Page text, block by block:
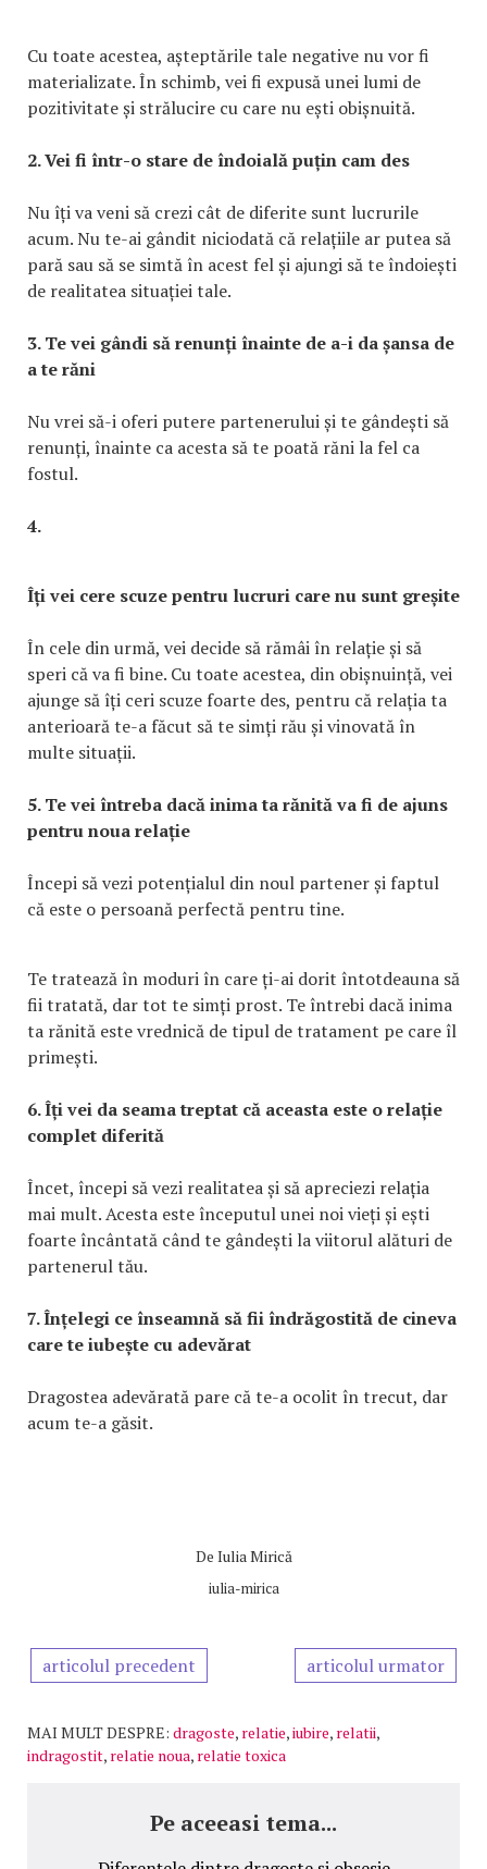
Cu toate acestea, așteptările tale negative nu vor fi
materializate. În schimb, vei fi expusă unei lumi de
pozitivitate și strălucire cu care nu ești obișnuită.
2. Vei fi într-o stare de îndoială puțin cam des
Nu îți va veni să crezi cât de diferite sunt lucrurile
acum. Nu te-ai gândit niciodată că relațiile ar putea să
pară sau să se simtă în acest fel și ajungi să te îndoiești
de realitatea situației tale.
3. Te vei gândi să renunți înainte de a-i da șansa de
a te răni
Nu vrei să-i oferi putere partenerului și te gândești să
renunți, înainte ca acesta să te poată răni la fel ca
fostul.
4.
Îți vei cere scuze pentru lucruri care nu sunt greșite
În cele din urmă, vei decide să rămâi în relație și să
speri că va fi bine. Cu toate acestea, din obișnuință, vei
ajunge să îți ceri scuze foarte des, pentru că relația ta
anterioară te-a făcut să te simți rău și vinovată în
multe situații.
5. Te vei întreba dacă inima ta rănită va fi de ajuns
pentru noua relație
Începi să vezi potențialul din noul partener și faptul
că este o persoană perfectă pentru tine.
Te tratează în moduri în care ți-ai dorit întotdeauna să
fii tratată, dar tot te simți prost. Te întrebi dacă inima
ta rănită este vrednică de tipul de tratament pe care îl
primești.
6. Îți vei da seama treptat că aceasta este o relație
complet diferită
Încet, începi să vezi realitatea și să apreciezi relația
mai mult. Acesta este începutul unei noi vieți și ești
foarte încântată când te gândești la viitorul alături de
partenerul tău.
7. Înțelegi ce înseamnă să fii îndrăgostită de cineva
care te iubește cu adevărat
Dragostea adevărată pare că te-a ocolit în trecut, dar
acum te-a găsit.
De Iulia Mirică
iulia-mirica
articolul precedent articolul urmator
MAI MULT DESPRE: dragoste, relatie,iubire, relatii,
indragostit, relatie noua, relatie toxica
Pe aceeasi tema...